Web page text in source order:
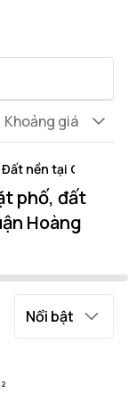
mặt phố, Đất nền
Khoảng giá
nền tại Quận
phố, đất
Hoàng
Nổi bật